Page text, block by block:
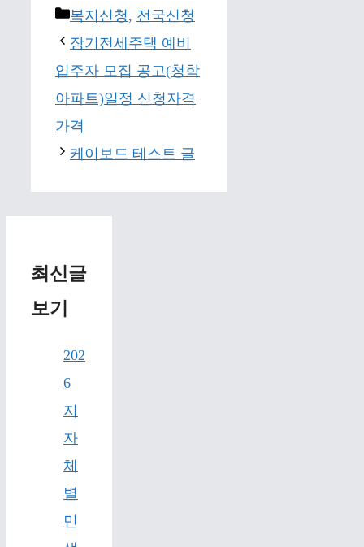
Categories
복지신청, 전국신청
장기전세주택 예비
입주자 모집 공고(청학
아파트)일정 신청자격
가격
케이보드 테스트 글
최신글
보기
202
6
지
자
체
별
민